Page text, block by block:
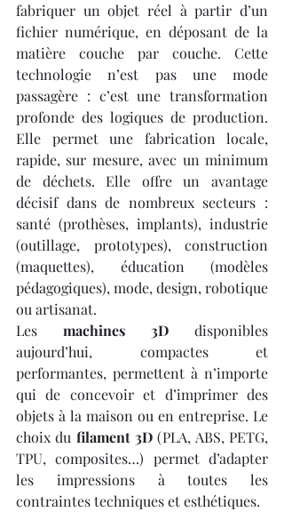
fabriquer un objet réel à partir d’un
fichier numérique, en déposant de la
matière couche par couche. Cette
technologie n’est pas une mode
passagère : c’est une transformation
profonde des logiques de production.
Elle permet une fabrication locale,
rapide, sur mesure, avec un minimum
de déchets. Elle offre un avantage
décisif dans de nombreux secteurs :
santé (prothèses, implants), industrie
(outillage, prototypes), construction
(maquettes), éducation (modèles
pédagogiques), mode, design, robotique
ou artisanat.
Les machines 3D disponibles
aujourd’hui, compactes et
performantes, permettent à n’importe
qui de concevoir et d’imprimer des
objets à la maison ou en entreprise. Le
choix du filament 3D (PLA, ABS, PETG,
TPU, composites…) permet d’adapter
les impressions à toutes les
contraintes techniques et esthétiques.